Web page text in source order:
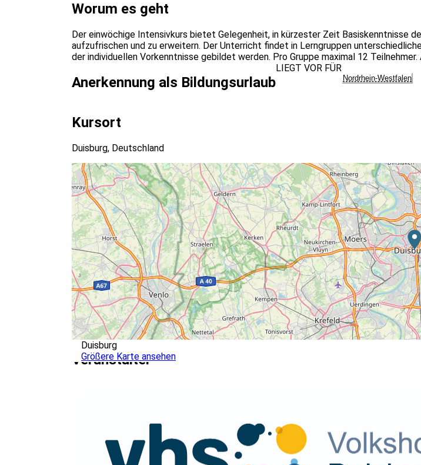
Worum es geht
Der einwöchige Intensivkurs bietet Gelegenheit, in kürzester Zeit Basiskenntnisse
aufzufrischen und zu erweitern. Der Unterricht findet in Lerngruppen
der individuellen Vorkenntnisse gebildet werden. Pro Gruppe maximal 12
Anerkennung als Bildungsurlaub
LIEGT VOR FÜR
Nordrhein-Westfalen
Kursort
Duisburg, Deutschland
Duisburg
Größere Karte ansehen
Veranstalter